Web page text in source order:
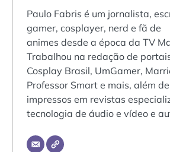
Paulo Fabris é um jornalista,
gamer, cosplayer, nerd e fã de
animes desde a época da TV
Trabalhou na redação de
Cosplay Brasil, UmGamer,
Professor Smart e mais, além
impressos em revistas
tecnologia de áudio e vídeo e